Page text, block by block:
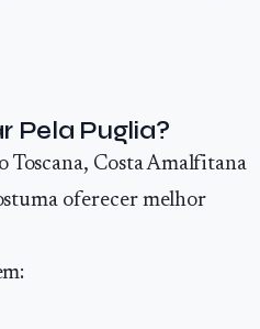
Pela Puglia?
Toscana, Costa Amalfitana
oferecer melhor